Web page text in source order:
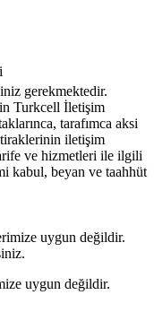
gerekmektedir.
Turkcell İletişim
tarafımca aksi
iletişim
ve hizmetleri ile ilgili
kabul, beyan ve taahhüt
uygun değildir.
uygun değildir.